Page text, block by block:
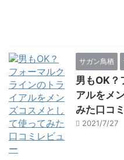
サガン鳥栖
男もOK？
アルをメ
みた口コ
2021/7/27